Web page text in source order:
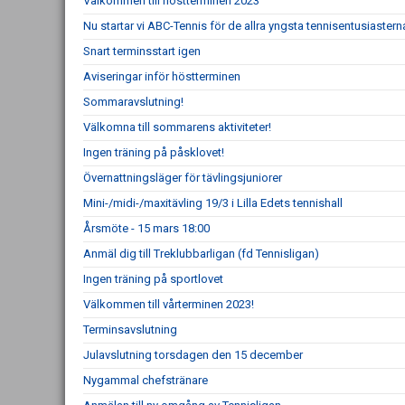
Nu startar vi ABC-Tennis för de allra yngsta
Snart terminsstart igen
Aviseringar inför höstterminen
Sommaravslutning!
Välkomna till sommarens aktiviteter!
Ingen träning på påsklovet!
Övernattningsläger för tävlingsjuniorer
Mini-/midi-/maxitävling 19/3 i Lilla Edets tennishall
Årsmöte - 15 mars 18:00
Anmäl dig till Treklubbarligan (fd Tennisligan)
Ingen träning på sportlovet
Välkommen till vårterminen 2023!
Terminsavslutning
Julavslutning torsdagen den 15 december
Nygammal chefstränare